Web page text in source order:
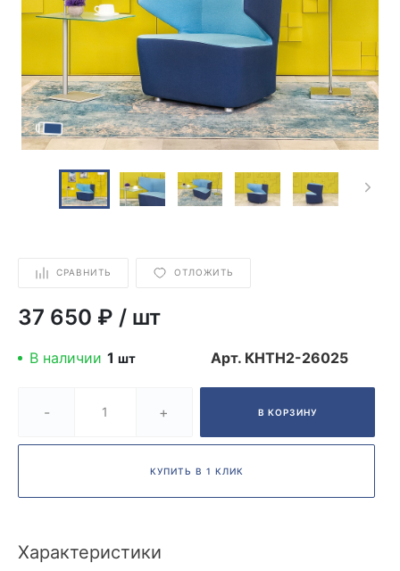
СРАВНИТЬ ОТЛОЖИТЬ
37 650 ₽ / шт
В наличии 1 шт Арт. КНТН2-26025
- + В КОРЗИНУ
КУПИТЬ В 1 КЛИК
Характеристики